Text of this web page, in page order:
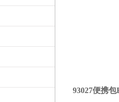
93027便携包